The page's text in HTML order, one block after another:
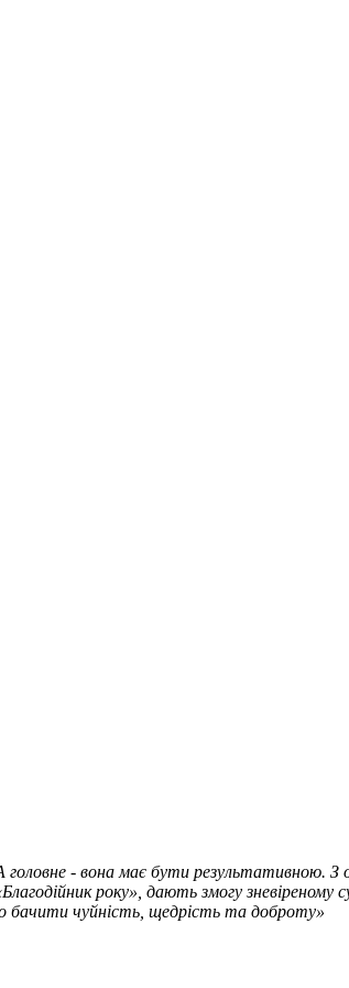
- вона має бути результативною. З
року», дають змогу зневіреному
бачити чуйність, щедрість та доброту»